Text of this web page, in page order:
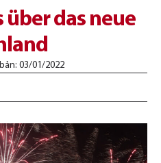
über das neue
03/01/2022